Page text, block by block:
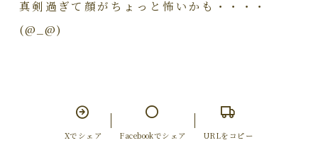
真剣過ぎて顔がちょっと怖いかも・・・・
(@_@)
Xでシェア Facebookでシェア URLをコピー